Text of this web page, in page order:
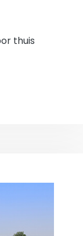
thuis